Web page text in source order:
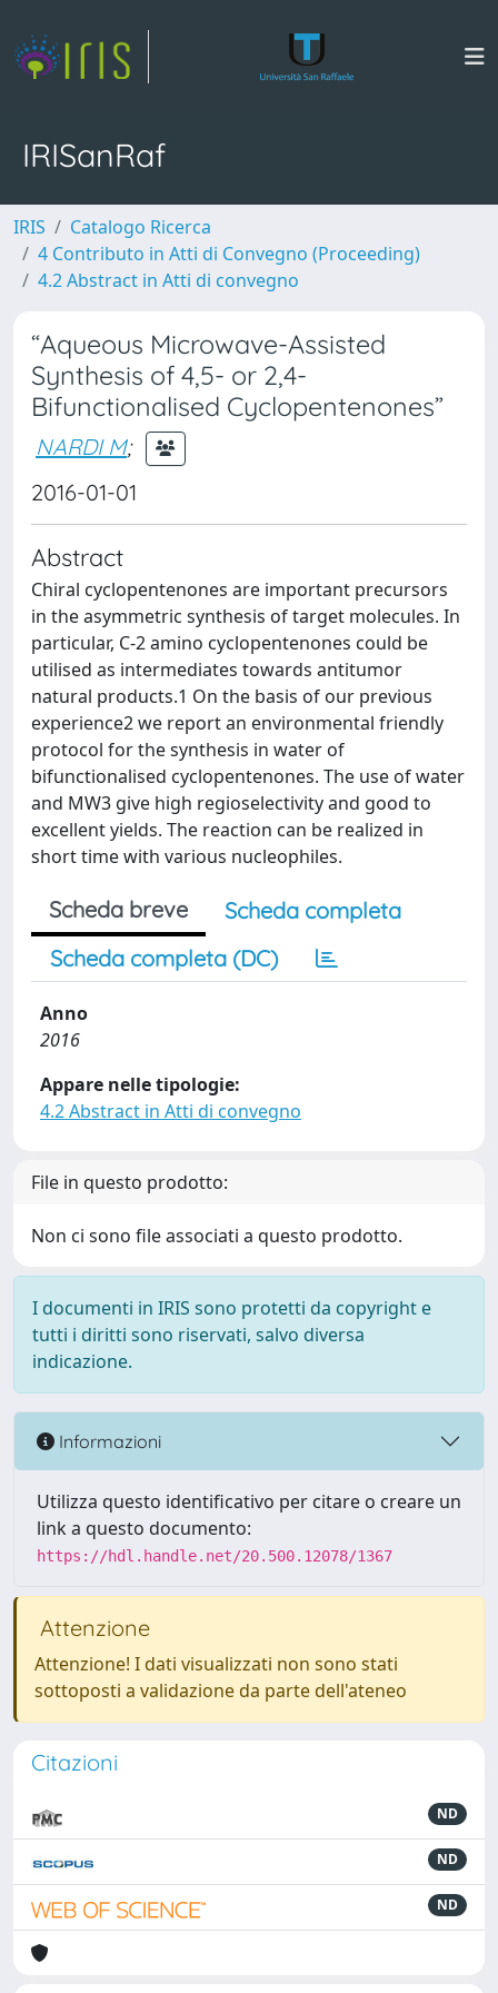
IRISanRaf
IRIS
Catalogo Ricerca
4 Contributo in Atti di Convegno (Proceeding)
4.2 Abstract in Atti di convegno
“Aqueous Microwave-Assisted
Synthesis of 4,5- or 2,4-
Bifunctionalised Cyclopentenones”
NARDI M;
2016-01-01
Abstract
Chiral cyclopentenones are important precursors
in the asymmetric synthesis of target molecules. In
particular, C-2 amino cyclopentenones could be
utilised as intermediates towards antitumor
natural products.1 On the basis of our previous
experience2 we report an environmental friendly
protocol for the synthesis in water of
bifunctionalised cyclopentenones. The use of water
and MW3 give high regioselectivity and good to
excellent yields. The reaction can be realized in
short time with various nucleophiles.
Scheda breve
Scheda completa
Scheda completa (DC)
Anno
2016
Appare nelle tipologie:
4.2 Abstract in Atti di convegno
File in questo prodotto:
Non ci sono file associati a questo prodotto.
I documenti in IRIS sono protetti da copyright e
tutti i diritti sono riservati, salvo diversa
indicazione.
Informazioni
Utilizza questo identificativo per citare o creare un
link a questo documento:
https://hdl.handle.net/20.500.12078/1367
Attenzione
Attenzione! I dati visualizzati non sono stati
sottoposti a validazione da parte dell'ateneo
Citazioni
ND
ND
ND